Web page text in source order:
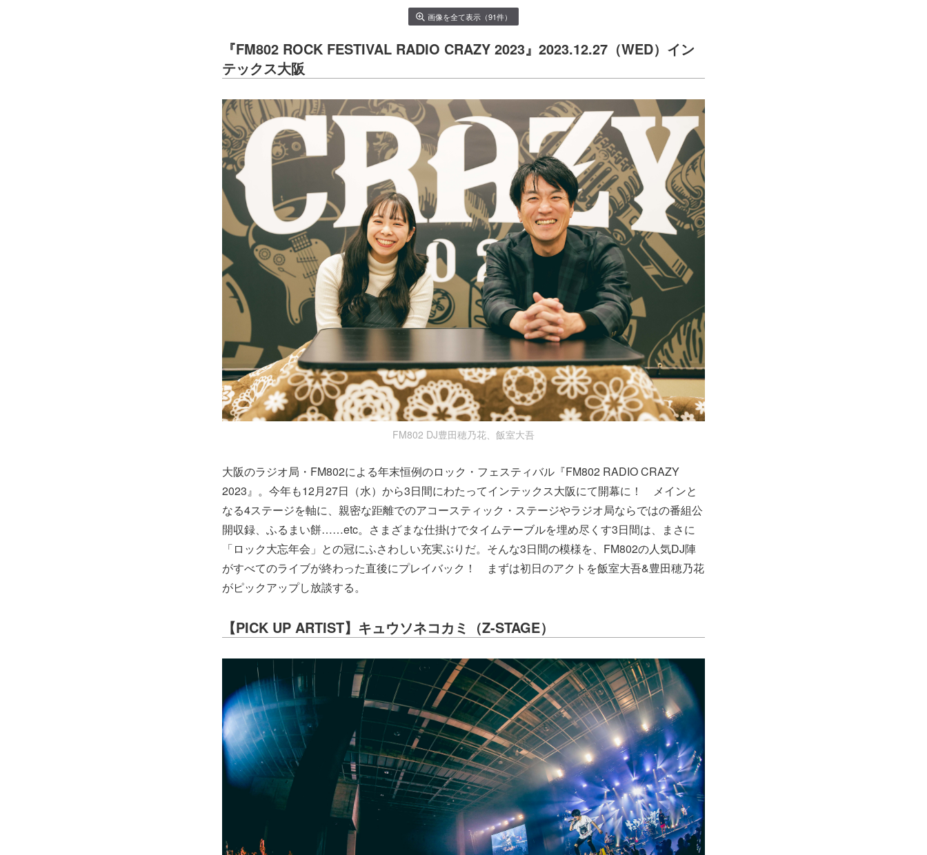
画像を全て表示（91件）
『FM802 ROCK FESTIVAL RADIO CRAZY 2023』2023.12.27（WED）イン
テックス大阪
FM802 DJ豊田穂乃花、飯室大吾
大阪のラジオ局・FM802による年末恒例のロック・フェスティバル『FM802 RADIO CRAZY
2023』。今年も12月27日（水）から3日間にわたってインテックス大阪にて開幕に！ メインと
なる4ステージを軸に、親密な距離でのアコースティック・ステージやラジオ局ならではの番組公
開収録、ふるまい餅……etc。さまざまな仕掛けでタイムテーブルを埋め尽くす3日間は、まさに
「ロック大忘年会」との冠にふさわしい充実ぶりだ。そんな3日間の模様を、FM802の人気DJ陣
がすべてのライブが終わった直後にプレイバック！ まずは初日のアクトを飯室大吾&豊田穂乃花
がピックアップし放談する。
【PICK UP ARTIST】キュウソネコカミ（Z-STAGE）